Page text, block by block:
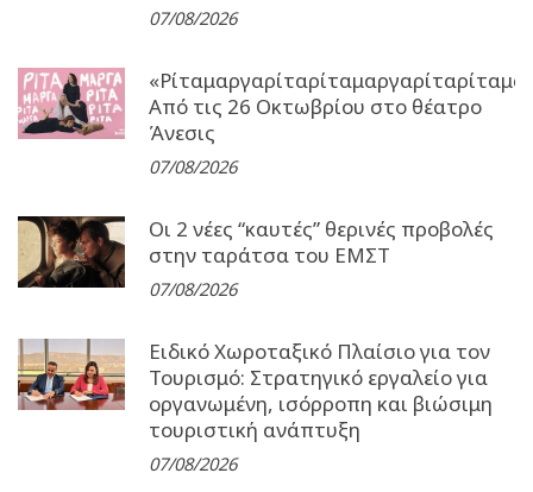
07/08/2026
Από τις 26 Οκτωβρίου στο θέατρο
Άνεσις
07/08/2026
Οι 2 νέες “καυτές” θερινές προβολές
στην ταράτσα του ΕΜΣΤ
07/08/2026
Ειδικό Χωροταξικό Πλαίσιο για τον
Τουρισμό: Στρατηγικό εργαλείο για
οργανωμένη, ισόρροπη και βιώσιμη
τουριστική ανάπτυξη
07/08/2026